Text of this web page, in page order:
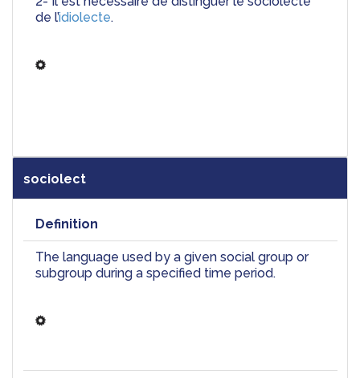
de l’idiolecte.
sociolect
Definition
The language used by a given social group or
subgroup during a specified time period.